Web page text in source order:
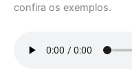
confira os exemplos.